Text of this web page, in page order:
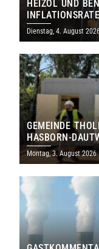
HEIZÖL UND
Dienstag, 4. August
GEMEINDE
HASBORN-
MILLIONEN EURO
Montag, 3. August 2026